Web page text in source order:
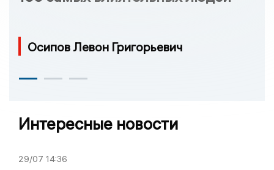
Осипов Левон Григорьевич
Интересные новости
29/07 14:36